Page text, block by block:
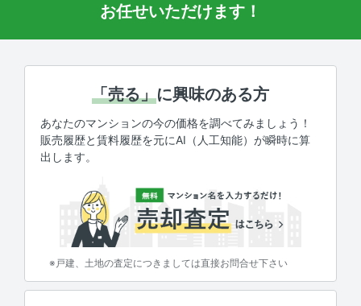
お任せいただけます！
「売る」に興味のある方
あなたのマンションの今の価格を調べてみましょう！
販売履歴と賃料履歴を元にAI（人工知能）が瞬時に算
出します。
※戸建、土地の査定につきましては直接お問合せ下さい